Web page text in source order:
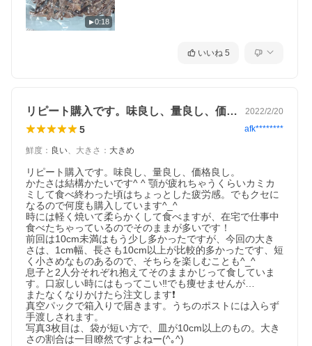
0:18
いいね 5
リピート購入です。味良し、量良し、価格… 2022/2/20
5 afk********
鮮度 ： 良い、 大きさ ： 大きめ
リピート購入です。味良し、量良し、価格良し。
かたさは結構かたいです^ ^ 顎が疲れちゃうくらいカミカ
ミして食べ終わった頃はちょっとした疲労感。でもクセに
なるので何度も購入しています^_^
時には軽く焼いて柔らかくして食べますが、在宅で仕事中
食べたちゃっているのでそのままが多いです！
前回は10cm未満はもう少し多かったですが、今回の大き
さは、1cm幅、長さも10cm以上が比較的多かったです、短
く小さめなものあるので、そちらを楽しむことも^_^
息子と2人分それぞれ抱えてそのままかじって食していま
す。口寂しい時にはもってこい‼︎でも痩せませんが…
またなくなりかけたら注文します❗️
真空パックで箱入りで届きます。うちのポストには入らず
手渡しされます。
写真3枚目は、袋が短い方で、皿が10cm以上のもの。大き
さの割合は一目瞭然ですよねー(^｡^)